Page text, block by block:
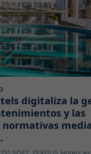
digitaliza la
y las